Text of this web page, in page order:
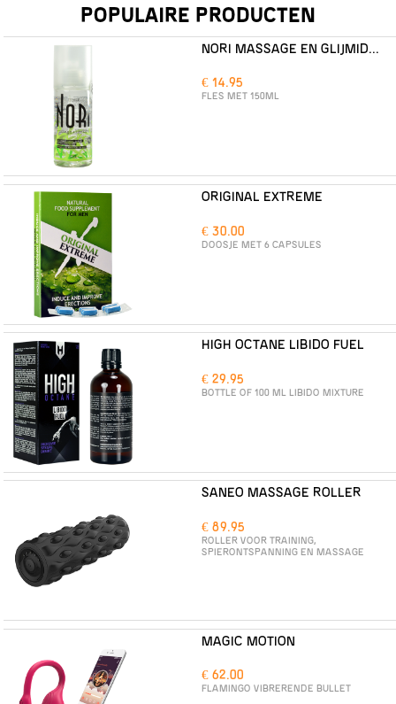
POPULAIRE PRODUCTEN
NORI MASSAGE EN GLIJMIDDEL
€ 14.95
FLES MET 150ML
ORIGINAL EXTREME
€ 30.00
DOOSJE MET 6 CAPSULES
HIGH OCTANE LIBIDO FUEL
€ 29.95
BOTTLE OF 100 ML LIBIDO MIXTURE
SANEO MASSAGE ROLLER
€ 89.95
ROLLER VOOR TRAINING,
SPIERONTSPANNING EN MASSAGE
MAGIC MOTION
€ 62.00
FLAMINGO VIBRERENDE BULLET